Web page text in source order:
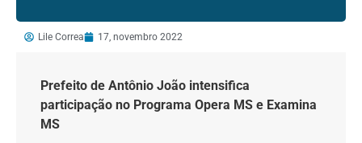
Lile Correa 17, novembro 2022
Prefeito de Antônio João intensifica
participação no Programa Opera MS e Examina
MS